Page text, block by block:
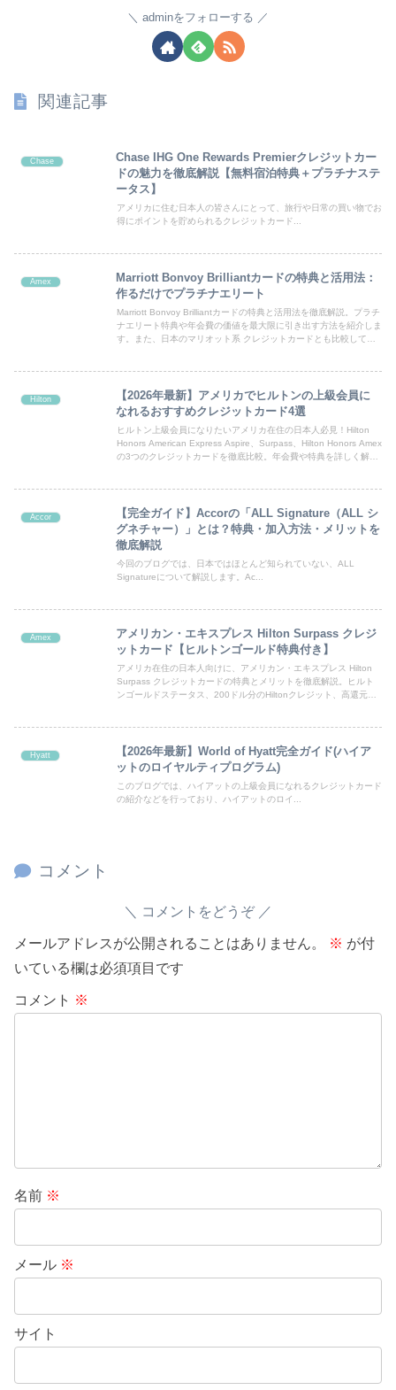
adminをフォローする
関連記事
Chase
Chase IHG One Rewards Premierクレジットカー
ドの魅力を徹底解説【無料宿泊特典＋プラチナステ
ータス】
アメリカに住む日本人の皆さんにとって、旅行や日常の買い物でお
得にポイントを貯められるクレジットカード...
Amex
Marriott Bonvoy Brilliantカードの特典と活用法：
作るだけでプラチナエリート
Marriott Bonvoy Brilliantカードの特典と活用法を徹底解説。プラチ
ナエリート特典や年会費の価値を最大限に引き出す方法を紹介しま
す。また、日本のマリオット系 クレジットカードとも比較して解
Hilton
【2026年最新】アメリカでヒルトンの上級会員に
なれるおすすめクレジットカード4選
ヒルトン上級会員になりたいアメリカ在住の日本人必見！Hilton
Honors American Express Aspire、Surpass、Hilton Honors Amex
の3つのクレジットカードを徹底比較。年会費や特典を詳しく解説
Accor
【完全ガイド】Accorの「ALL Signature（ALL シ
グネチャー）」とは？特典・加入方法・メリットを
徹底解説
今回のブログでは、日本ではほとんど知られていない、ALL
Signatureについて解説します。Ac...
Amex
アメリカン・エキスプレス Hilton Surpass クレジ
ットカード【ヒルトンゴールド特典付き】
アメリカ在住の日本人向けに、アメリカン・エキスプレス Hilton
Surpass クレジットカードの特典とメリットを徹底解説。ヒルト
ンゴールドステータス、200ドル分のHiltonクレジット、高還元ポ
Hyatt
【2026年最新】World of Hyatt完全ガイド(ハイア
ットのロイヤルティプログラム)
このブログでは、ハイアットの上級会員になれるクレジットカード
の紹介などを行っており、ハイアットのロイ...
コメント
コメントをどうぞ
メールアドレスが公開されることはありません。 ※ が付
いている欄は必須項目です
コメント ※
名前 ※
メール ※
サイト